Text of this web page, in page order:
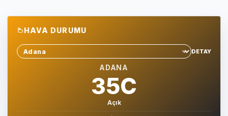
HAVA DURUMU
Sehir sec
DETAY
ADANA
35C
Açık